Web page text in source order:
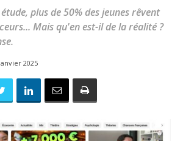
plus de 50% des jeunes rêvent
Mais qu'en est-il de la réalité ?
2025